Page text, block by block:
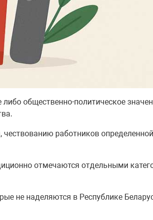
общественно-политическое
работников определенной
отмечаются отдельными
не наделяются в Республике